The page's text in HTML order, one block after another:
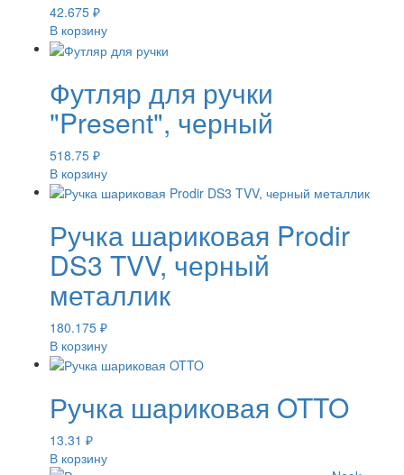
42.675 ₽
В корзину
Футляр для ручки
"Present", черный
518.75 ₽
В корзину
Ручка шариковая Prodir
DS3 TVV, черный
металлик
180.175 ₽
В корзину
Ручка шариковая OTTO
13.31 ₽
В корзину